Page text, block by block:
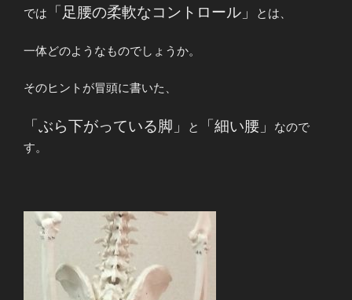
では 「足腰の柔軟なコントロール」 とは、
一体どのようなものでしょうか。
そのヒントが冒頭に書いた、
「ぶら下がっている脚」 と 「細い腰」
なので
す。